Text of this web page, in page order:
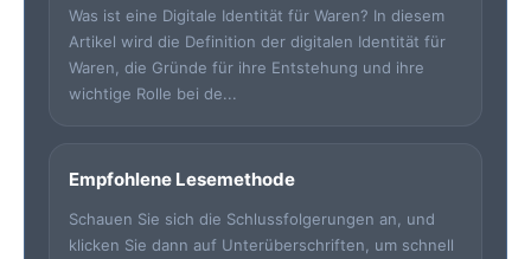
Was ist eine Digitale Identität für Waren? In diesem
Artikel wird die Definition der digitalen Identität für
Waren, die Gründe für ihre Entstehung und ihre
wichtige Rolle bei de...
Empfohlene Lesemethode
Schauen Sie sich die Schlussfolgerungen an, und
klicken Sie dann auf Unterüberschriften, um schnell